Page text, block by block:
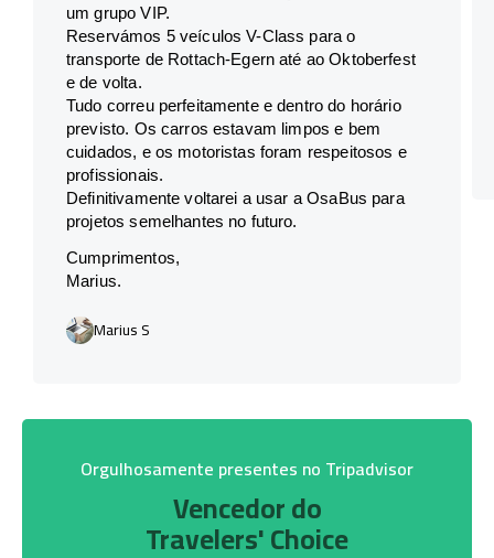
um grupo VIP.
Reservámos 5 veículos V-Class para o
transporte de Rottach-Egern até ao Oktoberfest
e de volta.
Tudo correu perfeitamente e dentro do horário
previsto. Os carros estavam limpos e bem
cuidados, e os motoristas foram respeitosos e
profissionais.
Definitivamente voltarei a usar a OsaBus para
projetos semelhantes no futuro.
Cumprimentos,
Marius.
Marius S
Orgulhosamente presentes no Tripadvisor
Vencedor do
Travelers' Choice